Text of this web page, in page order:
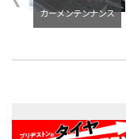
交 カーメンテンナンス